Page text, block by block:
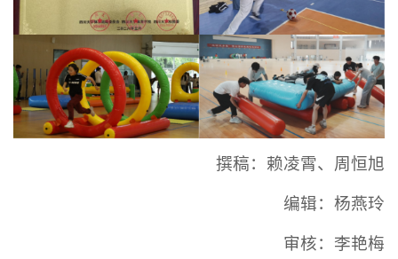
撰稿： 赖凌霄、周恒旭
编辑：杨燕玲
审核：李艳梅